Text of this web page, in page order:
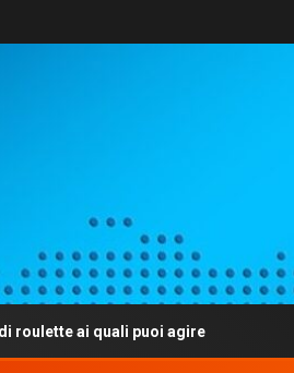
quali puoi agire